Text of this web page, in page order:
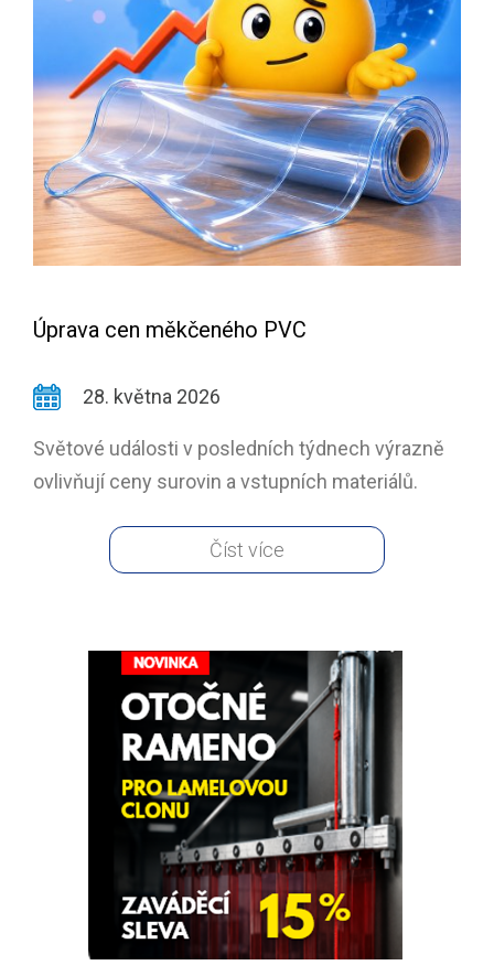
Úprava cen měkčeného PVC
28. května 2026
Světové události v posledních týdnech výrazně
ovlivňují ceny surovin a vstupních materiálů.
Číst více